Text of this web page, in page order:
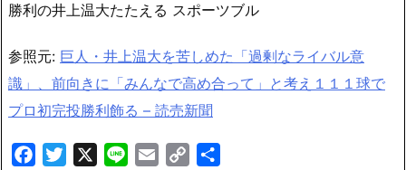
勝利の井上温大たたえる スポーツブル
参照元: 巨人・井上温大を苦しめた「過剰なライバル意
識」、前向きに「みんなで高め合って」と考え１１１球で
プロ初完投勝利飾る – 読売新聞
FacebookTwitter Line Email
Copy